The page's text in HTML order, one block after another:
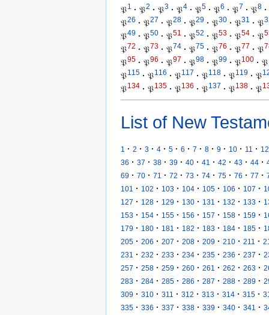
𝔓1 · 𝔓2 · 𝔓3 · 𝔓4 · 𝔓5 · 𝔓6 · 𝔓7 · 𝔓8 ·
𝔓26 · 𝔓27 · 𝔓28 · 𝔓29 · 𝔓30 · 𝔓31 · 𝔓
𝔓49 · 𝔓50 · 𝔓51 · 𝔓52 · 𝔓53 · 𝔓54 · 𝔓
𝔓72 · 𝔓73 · 𝔓74 · 𝔓75 · 𝔓76 · 𝔓77 · 𝔓
𝔓95 · 𝔓96 · 𝔓97 · 𝔓98 · 𝔓99 · 𝔓100 · 𝔓
𝔓115 · 𝔓116 · 𝔓117 · 𝔓118 · 𝔓119 · 𝔓
𝔓134 · 𝔓135 · 𝔓136 · 𝔓137 · 𝔓138 · 𝔓
List of New
1 · 2 · 3 · 4 · 5 · 6 · 7 · 8 · 9 · 10 · 11 · 12
36 · 37 · 38 · 39 · 40 · 41 · 42 · 43 · 44 ·
69 · 70 · 71 · 72 · 73 · 74 · 75 · 76 · 77 ·
101
· 102 · 103 · 104 · 105 · 106 · 107 ·
127 · 128 · 129 · 130 · 131 · 132 · 133 ·
153 · 154 · 155 · 156 · 157 · 158 · 159 ·
179 · 180 · 181 · 182 · 183 · 184 · 185 ·
205 · 206 · 207 · 208 · 209 · 210 · 211 ·
231
· 232 · 233 · 234 · 235 · 236 · 237 ·
257 · 258 · 259 · 260 · 261 · 262 · 263 ·
283 · 284 · 285 · 286 · 287 · 288 · 289 ·
309 · 310 · 311 · 312 · 313 · 314 · 315 ·
335 · 336 · 337 · 338 · 339 · 340 · 341 ·